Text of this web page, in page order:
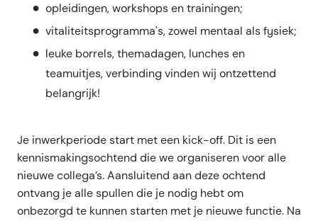
opleidingen, workshops en trainingen;
vitaliteitsprogramma's, zowel mentaal als fysiek;
leuke borrels, themadagen, lunches en
teamuitjes, verbinding vinden wij ontzettend
belangrijk!
Je inwerkperiode start met een kick-off. Dit is een
kennismakingsochtend die we organiseren voor alle
nieuwe collega’s. Aansluitend aan deze ochtend
ontvang je alle spullen die je nodig hebt om
onbezorgd te kunnen starten met je nieuwe functie. Na